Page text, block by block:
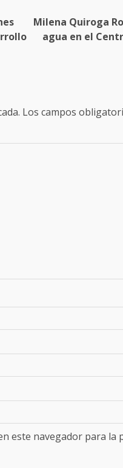
Milena Quiroga
agua en el
Los campos
este navegador para la